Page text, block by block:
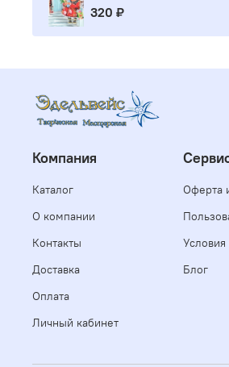
320 ₽
Компания
Каталог
О компании
Контакты
Доставка
Оплата
Личный кабинет
Оферта
Блог